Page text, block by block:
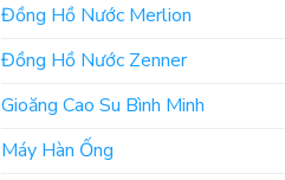
Đồng Hồ Nước Merlion
Đồng Hồ Nước Zenner
Gioăng Cao Su Bình Minh
Máy Hàn Ống